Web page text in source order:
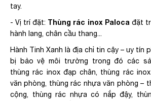
tay.
- Vị trí đặt: Thùng rác inox Palocađặt
hành lang, chân cầu thang...
Hành Tinh Xanh là địa chỉ tin cậy – uy tín
bị bảo vệ môi trường trong đó các
thùng rác inox đạp chân, thùng rác
văn phòng, thùng rác nhựa văn phòng –
cộng, thùng rác nhựa có nắp đậy,